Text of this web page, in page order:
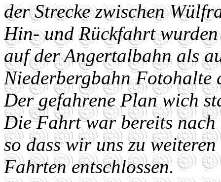
der Strecke zwischen
Hin- und Rückfahrt wurden
auf der Angertalbahn als
Niederbergbahn Fotohalte
Der gefahrene Plan wich
Die Fahrt war bereits
so dass wir uns zu weiteren
Fahrten entschlossen.